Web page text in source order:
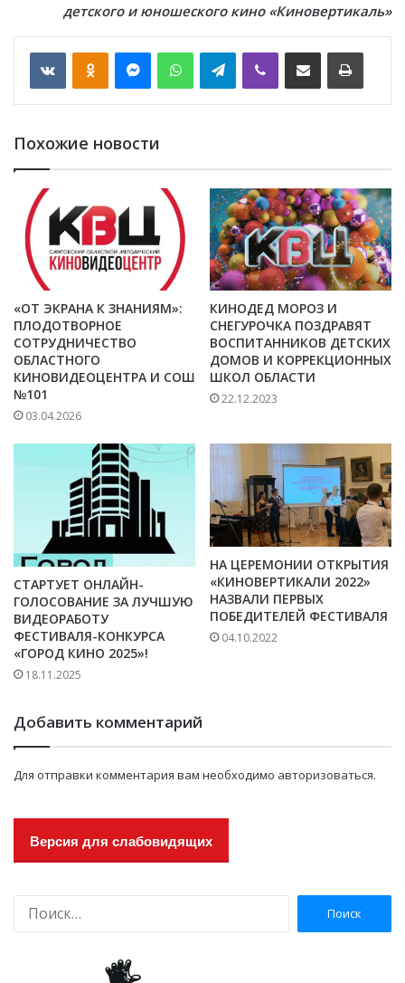
детского и юношеского кино «Киновертикаль»
VKontakte WhatsApp Telegram
Похожие новости
«ОТ ЭКРАНА К ЗНАНИЯМ»:
ПЛОДОТВОРНОЕ
СОТРУДНИЧЕСТВО
ОБЛАСТНОГО
КИНОВИДЕОЦЕНТРА И СОШ
№101
03.04.2026
КИНОДЕД МОРОЗ И
СНЕГУРОЧКА ПОЗДРАВЯТ
ВОСПИТАННИКОВ ДЕТСКИХ
ДОМОВ И КОРРЕКЦИОННЫХ
ШКОЛ ОБЛАСТИ
22.12.2023
СТАРТУЕТ ОНЛАЙН-
ГОЛОСОВАНИЕ ЗА ЛУЧШУЮ
ВИДЕОРАБОТУ
ФЕСТИВАЛЯ-КОНКУРСА
«ГОРОД КИНО 2025»!
18.11.2025
НА ЦЕРЕМОНИИ ОТКРЫТИЯ
«КИНОВЕРТИКАЛИ 2022»
НАЗВАЛИ ПЕРВЫХ
ПОБЕДИТЕЛЕЙ ФЕСТИВАЛЯ
04.10.2022
Добавить комментарий
Для отправки комментария вам необходимо авторизоваться.
Версия для слабовидящих